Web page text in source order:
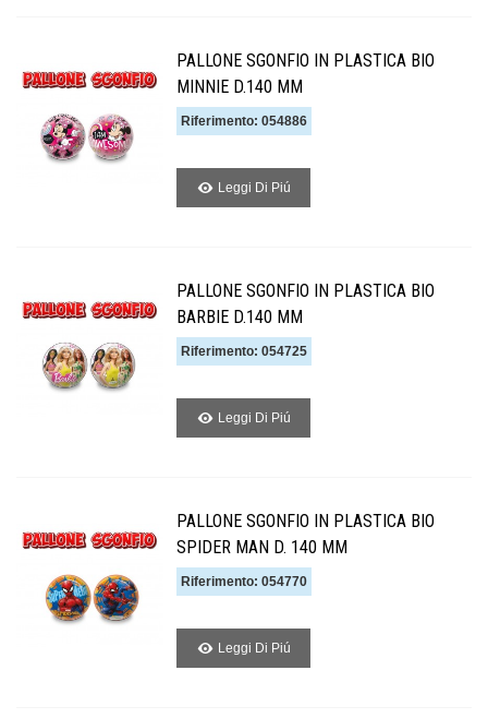
PALLONE SGONFIO IN PLASTICA BIO
MINNIE D.140 MM
Riferimento: 054886
Leggi Di Piú
PALLONE SGONFIO IN PLASTICA BIO
BARBIE D.140 MM
Riferimento: 054725
Leggi Di Piú
PALLONE SGONFIO IN PLASTICA BIO
SPIDER MAN D. 140 MM
Riferimento: 054770
Leggi Di Piú